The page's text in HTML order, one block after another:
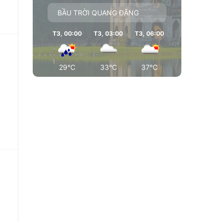
BẦU TRỜI QUANG ĐÃNG
T3, 00:00
29°C
T3, 03:00
33°C
T3, 06:00
37°C